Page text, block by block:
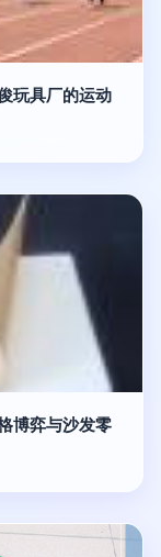
玩具厂的运动
博弈与沙发零